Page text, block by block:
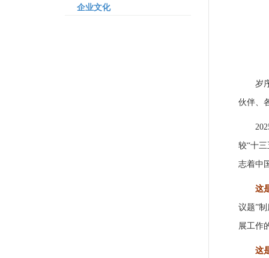
企业文化
岁
伙伴、
202
较“十
志着中
这
议题”
展工作
这